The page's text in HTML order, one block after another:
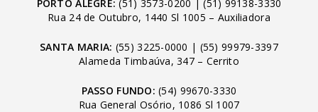
PORTO ALEGRE: (51) 3573-0200 |(51) 99138-3330
Rua 24 de Outubro, 1440 Sl 1005 – Auxiliadora
SANTA MARIA: (55) 3225-0000 | (55) 99979-3397
Alameda Timbaúva, 347 – Cerrito
PASSO FUNDO: (54) 99670-3330
Rua General Osório, 1086 Sl 1007